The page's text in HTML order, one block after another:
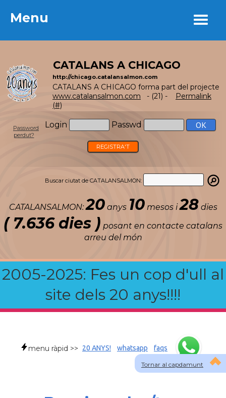
Menu
CATALANS A CHICAGO
http://chicago.catalansalmon.com
CATALANS A CHICAGO forma part del projecte
www.catalansalmon.com - (21) -
Permalink
(#)
Login Passwd
Password
perdut?
REGISTRA'T
Buscar ciutat de CATALANSALMON:
CATALANSALMON:20anys 10mesos i28 dies
( 7.636 dies ) posant en contacte catalans
arreu del món
2005-2025: Fes un cop d'ull al
site dels 20 anys!!!!
Menu
Tornar al capdamunt
menu ràpid >> 20 ANYS! whatsapp faqs